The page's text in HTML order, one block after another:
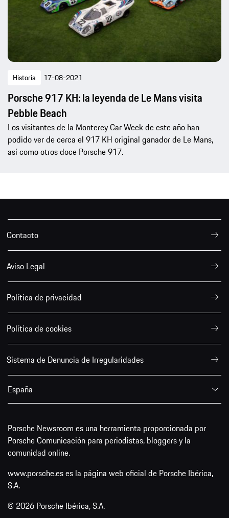
Historia 17-08-2021
Porsche 917 KH: la leyenda de Le Mans visita
Pebble Beach
Los visitantes de la Monterey Car Week de este año han
podido ver de cerca el 917 KH original ganador de Le Mans,
así como otros doce Porsche 917.
Contacto
Aviso Legal
Política de privacidad
Política de cookies
Sistema de Denuncia de Irregularidades
España
Porsche Newsroom es una herramienta proporcionada por
Porsche Comunicación para periodistas, bloggers y la
comunidad online.
www.porsche.es es la página web oficial de Porsche Ibérica,
S.A.
© 2026 Porsche Ibérica, S.A.